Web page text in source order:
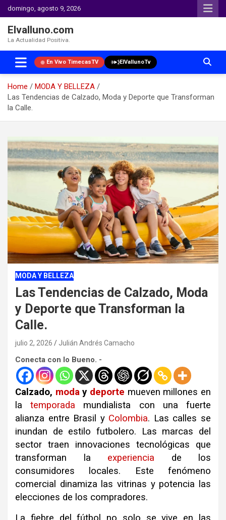
domingo, agosto 9, 2026
Elvalluno.com
La Actualidad Positiva.
En Vivo TimecasTV ElVallunoTv
Home
MODA Y BELLEZA
Las Tendencias de Calzado, Moda y Deporte que Transforman
la Calle.
content
MODA Y BELLEZA
Las Tendencias de Calzado, Moda
y Deporte que Transforman la
Calle.
julio 2, 2026 Julián Andrés Camacho
Conecta con lo Bueno. -
Calzado, moday deporte mueven millones en
latemporada mundialista con una fuerte
alianza entre Brasil y Colombia. Las calles se
inundan de estilo futbolero.
Las marcas del
sector traen innovaciones tecnológicas que
transforman la experiencia de los
consumidores locales.
Este fenómeno
comercial dinamiza las vitrinas y potencia las
elecciones de los compradores.